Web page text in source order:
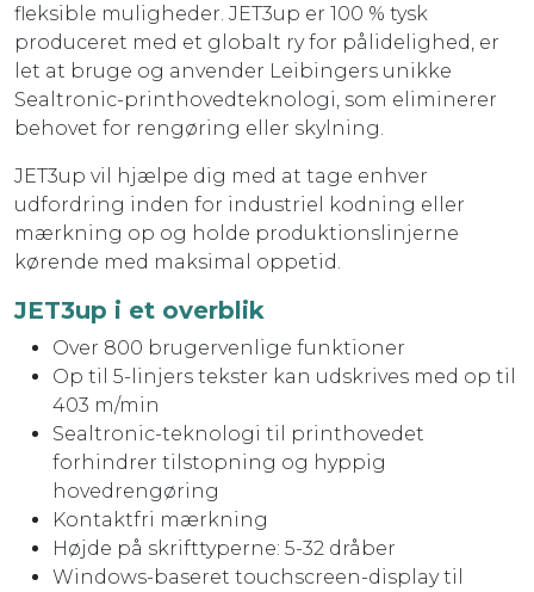
fleksible muligheder. JET3up er 100 % tysk
produceret med et globalt ry for pålidelighed, er
let at bruge og anvender Leibingers unikke
Sealtronic-printhovedteknologi, som eliminerer
behovet for rengøring eller skylning.
JET3up vil hjælpe dig med at tage enhver
udfordring inden for industriel kodning eller
mærkning op og holde produktionslinjerne
kørende med maksimal oppetid.
JET3up i et overblik
Over 800 brugervenlige funktioner
Op til 5-linjers tekster kan udskrives med op til
403 m/min
Sealtronic-teknologi til printhovedet
forhindrer tilstopning og hyppig
hovedrengøring
Kontaktfri mærkning
Højde på skrifttyperne: 5-32 dråber
Windows-baseret touchscreen-display til